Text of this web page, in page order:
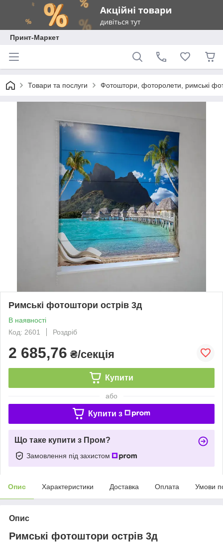
Принт-Маркет
Товари та послуги Фотоштори, фоторолети, римські
Римські фотоштори острів 3д
В наявності
Код: 2601
Роздріб
2 685,76 ₴/секція
Купити
або
Купити з
Що таке купити з Пром?
Замовлення під захистом
Опис Характеристики Доставка Оплата Умови
Опис
Римські фотоштори острів 3д